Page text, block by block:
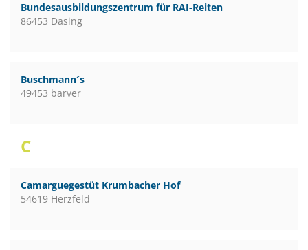
Bundesausbildungszentrum für RAI-Reiten
86453 Dasing
Buschmann´s
49453 barver
C
Camarguegestüt Krumbacher Hof
54619 Herzfeld